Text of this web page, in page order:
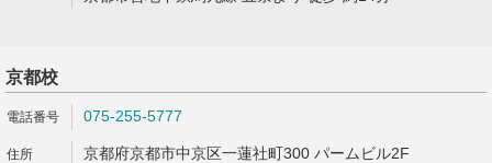
京都校
075-255-5777
京都府京都市中京区一蓮社町300 パームビル2F